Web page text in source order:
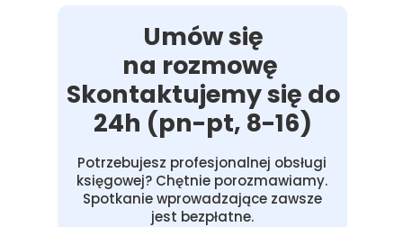
Umów się
na rozmowę
Skontaktujemy się do
24h (pn-pt, 8-16)
Potrzebujesz profesjonalnej obsługi
księgowej? Chętnie porozmawiamy.
Spotkanie wprowadzające zawsze
jest bezpłatne.